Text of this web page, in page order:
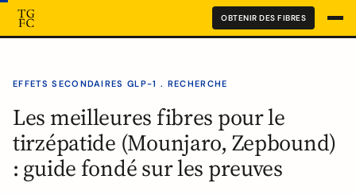
OBTENIR DES FIBRES
EFFETS SECONDAIRES GLP-1 . RECHERCHE
Les meilleures fibres pour le
tirzépatide (Mounjaro, Zepbound)
: guide fondé sur les preuves